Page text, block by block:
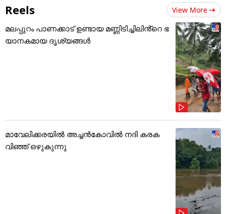
Reels View More
മലപ്പുറം പാണക്കാട് ഉണ്ടായ മണ്ണിടിച്ചിലിൻ്റെ ഭ
യാനകമായ ദൃശ്യങ്ങൾ
മാവേലിക്കരയിൽ അച്ചൻകോവിൽ നദി കരക
വിഞ്ഞ് ഒഴുകുന്നു